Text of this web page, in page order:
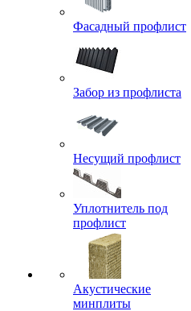
Фасадный профлист
Забор из профлиста
Несущий профлист
Уплотнитель под
профлист
Акустические
минплиты